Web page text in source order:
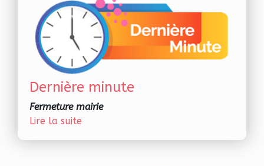
Dernière minute
Fermeture mairie
Lire la suite